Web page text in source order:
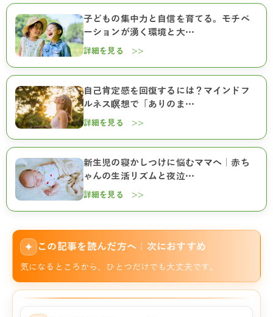
子どもの集中力と自信を育てる。モチベ
ーションが湧く環境と大…
詳細を見る >>
自己肯定感を回復するには？マインドフ
ルネス瞑想で「ありのま…
詳細を見る >>
新生児の寝かしつけに悩むママへ｜赤ち
ゃんの生活リズムと夜泣…
詳細を見る >>
✦ この記事を読んだ方へ｜次におすすめ
気になるところから、ひとつだけでも大丈夫です。